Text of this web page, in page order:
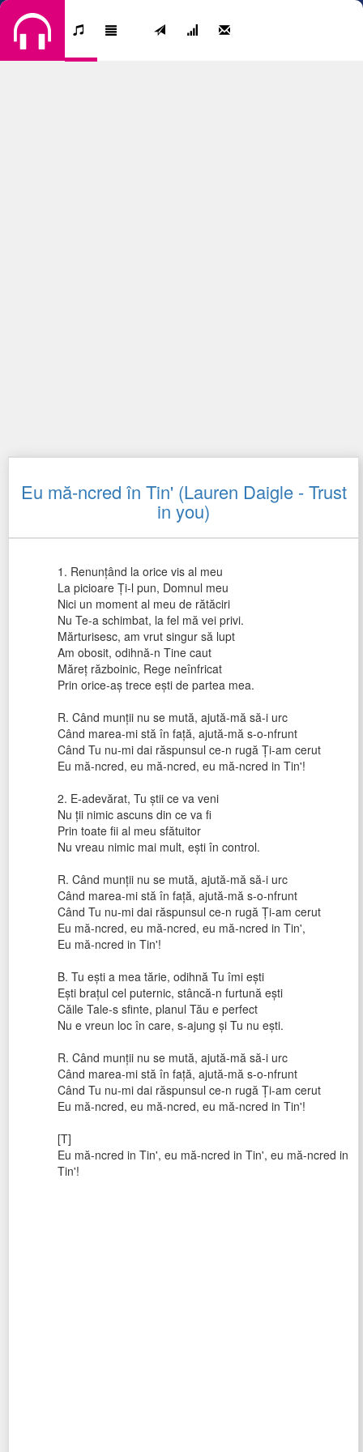
Eu mă-ncred în Tin' (Lauren Daigle - Trust
in you)
1. Renunțând la orice vis al meu
La picioare Ți-l pun, Domnul meu
Nici un moment al meu de rătăciri
Nu Te-a schimbat, la fel mă vei privi.
Mărturisesc, am vrut singur să lupt
Am obosit, odihnă-n Tine caut
Măreț războinic, Rege neînfricat
Prin orice-aș trece ești de partea mea.
R. Când munții nu se mută, ajută-mă să-i urc
Când marea-mi stă în față, ajută-mă s-o-nfrunt
Când Tu nu-mi dai răspunsul ce-n rugă Ți-am cerut
Eu mă-ncred, eu mă-ncred, eu mă-ncred in Tin'!
2. E-adevărat, Tu știi ce va veni
Nu ții nimic ascuns din ce va fi
Prin toate fii al meu sfătuitor
Nu vreau nimic mai mult, ești în control.
R. Când munții nu se mută, ajută-mă să-i urc
Când marea-mi stă în față, ajută-mă s-o-nfrunt
Când Tu nu-mi dai răspunsul ce-n rugă Ți-am cerut
Eu mă-ncred, eu mă-ncred, eu mă-ncred in Tin',
Eu mă-ncred in Tin'!
B. Tu ești a mea tărie, odihnă Tu îmi ești
Ești brațul cel puternic, stâncă-n furtună ești
Căile Tale-s sfinte, planul Tău e perfect
Nu e vreun loc în care, s-ajung și Tu nu ești.
R. Când munții nu se mută, ajută-mă să-i urc
Când marea-mi stă în față, ajută-mă s-o-nfrunt
Când Tu nu-mi dai răspunsul ce-n rugă Ți-am cerut
Eu mă-ncred, eu mă-ncred, eu mă-ncred in Tin'!
[T]
Eu mă-ncred in Tin', eu mă-ncred in Tin', eu mă-ncred in
Tin'!